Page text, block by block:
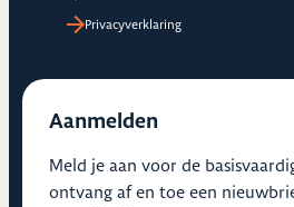
Privacyverklaring
Aanmelden
Meld je aan voor de
ontvang af en toe een